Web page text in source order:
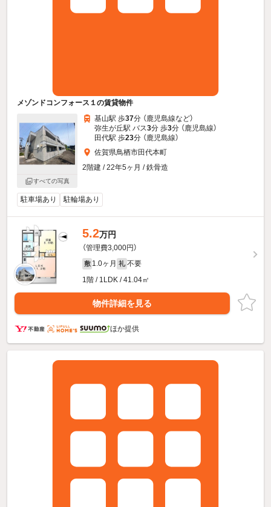
メゾンドコンフォース１の賃貸物件
すべての写真
基山駅 歩37分 （鹿児島線など）
弥生が丘駅 バス3分 歩3分 （鹿児島線）
田代駅 歩23分 （鹿児島線）
佐賀県鳥栖市田代本町
2階建 / 22年5ヶ月 / 鉄骨造
駐車場あり 駐輪場あり
5.2万円
（管理費3,000円）
敷 1.0ヶ月 礼 不要
1階 / 1LDK / 41.04㎡
物件詳細を見る
ほか提供